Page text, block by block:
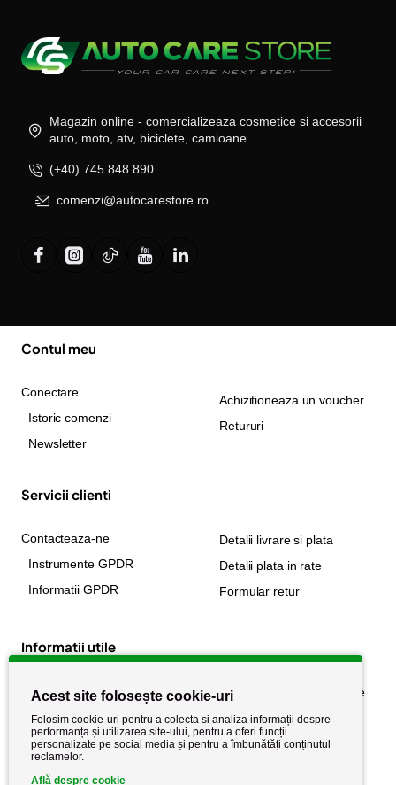
Magazin online - comercializeaza cosmetice si accesorii
auto, moto, atv, biciclete, camioane
(+40) 745 848 890
comenzi@autocarestore.ro
Contul meu
Conectare
Istoric comenzi
Newsletter
Achizitioneaza un voucher
Retururi
Servicii clienti
Contacteaza-ne
Instrumente GPDR
Informatii GPDR
Detalii livrare si plata
Detalii plata in rate
Formular retur
Informatii utile
Despre noi
Stiri si noutati
Politica de cookie
Politica de confidențialitate
Politica de retur
Termeni si conditii
Acest site folosește cookie-uri
Folosim cookie-uri pentru a colecta si analiza informații despre
performanța și utilizarea site-ului, pentru a oferi funcții
personalizate pe social media și pentru a îmbunătăți conținutul
reclamelor.
Află despre cookie